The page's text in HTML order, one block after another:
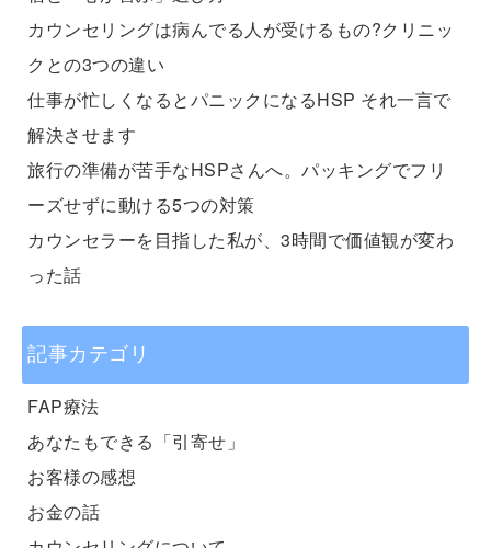
カウンセリングは病んでる人が受けるもの?クリニッ
クとの3つの違い
仕事が忙しくなるとパニックになるHSP それ一言で
解決させます
旅行の準備が苦手なHSPさんへ。パッキングでフリ
ーズせずに動ける5つの対策
カウンセラーを目指した私が、3時間で価値観が変わ
った話
記事カテゴリ
FAP療法
あなたもできる「引寄せ」
お客様の感想
お金の話